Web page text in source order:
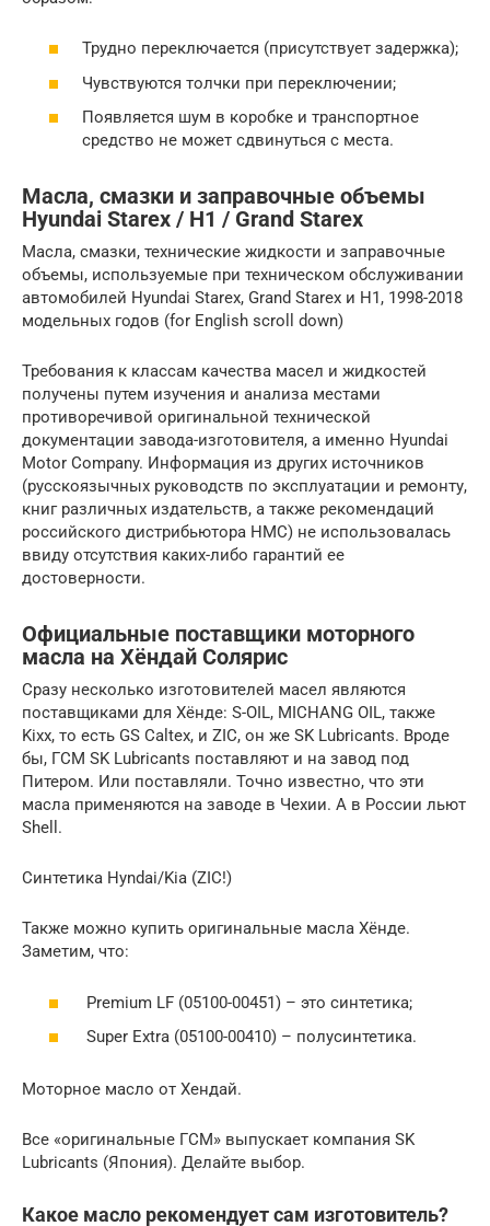
Трудно переключается (присутствует задержка);
Чувствуются толчки при переключении;
Появляется шум в коробке и транспортное
средство не может сдвинуться с места.
Масла, смазки и заправочные объемы
Hyundai Starex / H1 / Grand Starex
Масла, смазки, технические жидкости и заправочные
объемы, используемые при техническом обслуживании
автомобилей Hyundai Starex, Grand Starex и H1, 1998-2018
модельных годов (for English scroll down)
Требования к классам качества масел и жидкостей
получены путем изучения и анализа местами
противоречивой оригинальной технической
документации завода-изготовителя, а именно Hyundai
Motor Company. Информация из других источников
(русскоязычных руководств по эксплуатации и ремонту,
книг различных издательств, а также рекомендаций
российского дистрибьютора HMC) не использовалась
ввиду отсутствия каких-либо гарантий ее
достоверности.
Официальные поставщики моторного
масла на Хёндай Солярис
Сразу несколько изготовителей масел являются
поставщиками для Хёнде: S-OIL, MICHANG OIL, также
Kixx, то есть GS Caltex, и ZIC, он же SK Lubricants. Вроде
бы, ГСМ SK Lubricants поставляют и на завод под
Питером. Или поставляли. Точно известно, что эти
масла применяются на заводе в Чехии. А в России льют
Shell.
Синтетика Hyndai/Kia (ZIC!)
Также можно купить оригинальные масла Хёнде.
Заметим, что:
Premium LF (05100-00451) – это синтетика;
Super Extra (05100-00410) – полусинтетика.
Моторное масло от Хендай.
Все «оригинальные ГСМ» выпускает компания SK
Lubricants (Япония). Делайте выбор.
Какое масло рекомендует сам изготовитель?